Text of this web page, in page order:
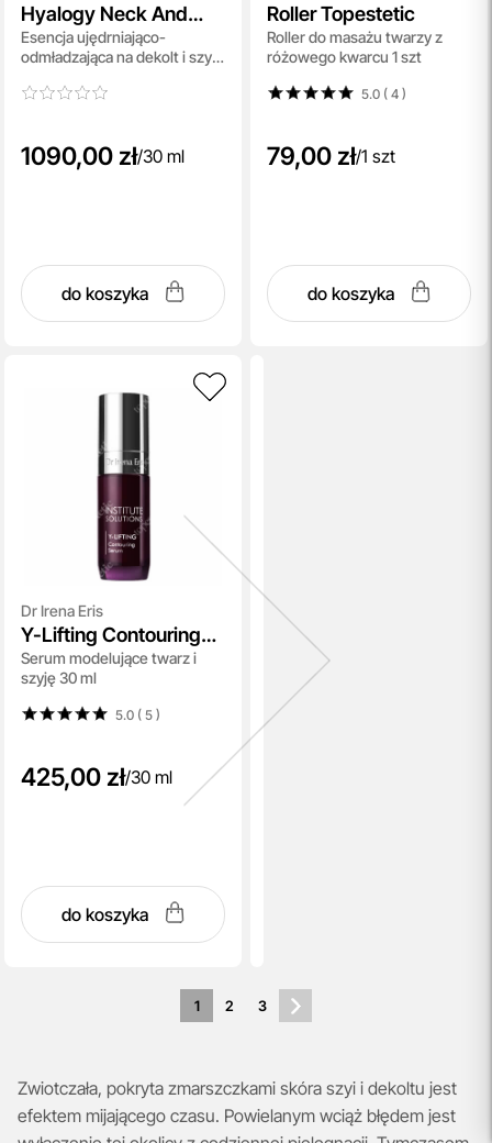
Hyalogy Neck And
Decollete Essence
Esencja ujędrniająco-
odmładzająca na dekolt i szyję
1090,00 zł/30 ml
do koszyka
Roller Topestetic
Roller do masażu twarzy z
różowego kwarcu 1 szt
5.0 ( 4)
79,00 zł/1 szt
do koszyka
Dr Irena Eris
Y-Lifting Contouring
Serum
Serum modelujące twarz i
szyję 30 ml
5.0 ( 5)
425,00 zł/30 ml
do koszyka
1 2 3
Zwiotczała, pokryta zmarszczkami skóra szyi i dekoltu jest
efektem mijającego czasu. Powielanym wciąż błędem jest